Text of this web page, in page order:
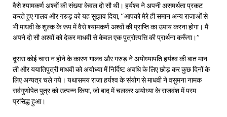
वैसे श्यामकर्ण अश्वों की संख्या केवल दो सौ थी। हर्यश्व ने अपनी असमर्थता प्रकट
करते हुए गालव और गरुड़ को यह सुझाव दिया, ‘‘आपको मेरे ही समान अन्य राजाओं से
भी माधवी के शुल्क के रूप में वैसे श्यामकर्ण अश्वों की प्राप्ति का उपाय करना होगा। मैं
अपने दो सौ अश्वों को देकर माधवी से केवल एक पुत्रोत्पत्ति की प्रार्थना करूँगा।’’
दूसरा कोई चारा न होने के कारण गालव और गरुड़ ने अयोध्यापति हर्यश्व की बात मान
ली और ययातिपुत्री माधवी को अयोध्या में निर्दिष्ट अवधि के लिए छोड़ कर कुछ दिनों के
लिए अन्यत्र चले गये। यथासमय राजा हर्यश्व के संयोग से माधवी ने वसुमना नामक
सर्वगुणोपेत पुत्र को उत्पन्न किया, जो बाद में चलकर अयोध्या के राजवंश में परम
प्रसिद्ध हुआ।